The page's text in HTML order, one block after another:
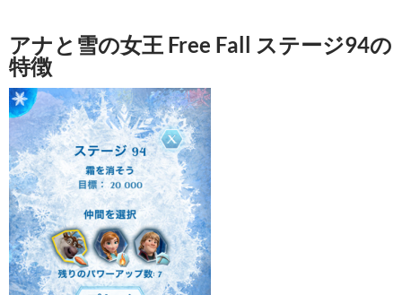
アナと雪の女王 Free Fall ステージ94の
特徴